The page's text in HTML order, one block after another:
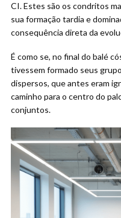
CI. Estes são os condritos
sua formação tardia e
consequência direta da
É como se, no final do balé
tivessem formado seus
dispersos, que antes eram
caminho para o centro do
conjuntos.